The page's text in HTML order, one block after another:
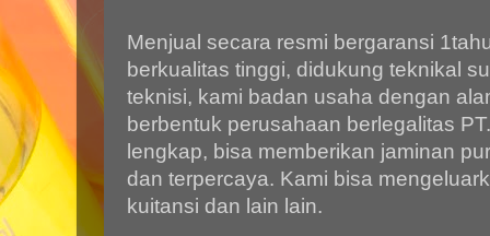
Menjual secara resmi bergaransi
berkualitas tinggi, didukung teknikal
teknisi, kami badan usaha dengan
berbentuk perusahaan berlegalitas
lengkap, bisa memberikan jaminan
dan terpercaya. Kami bisa
kuitansi dan lain lain.